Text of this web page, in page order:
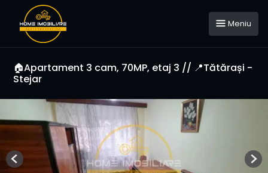
Meniu
🏠Apartament 3 cam, 70MP, etaj 3 // 📍Tătărași -
Stejar
Previous